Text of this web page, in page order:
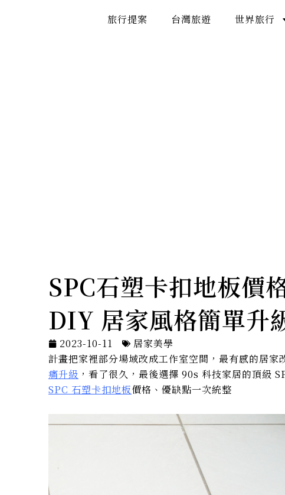
旅行提案 台灣旅遊 世界旅行
SPC石塑卡扣地板價
DIY 居家風格簡單升
2023-10-11
居家美學
計畫把家裡部分場域改成工作室空間，最有感的居
痛升級 ，看了很久，最後選擇 90s 科技家居的頂級
SPC 石塑卡扣地板價格、優缺點一次統整